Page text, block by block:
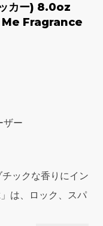
カー) 8.0oz
Fragrance
ザー
ックな香りにイン
は、ロック、スパ